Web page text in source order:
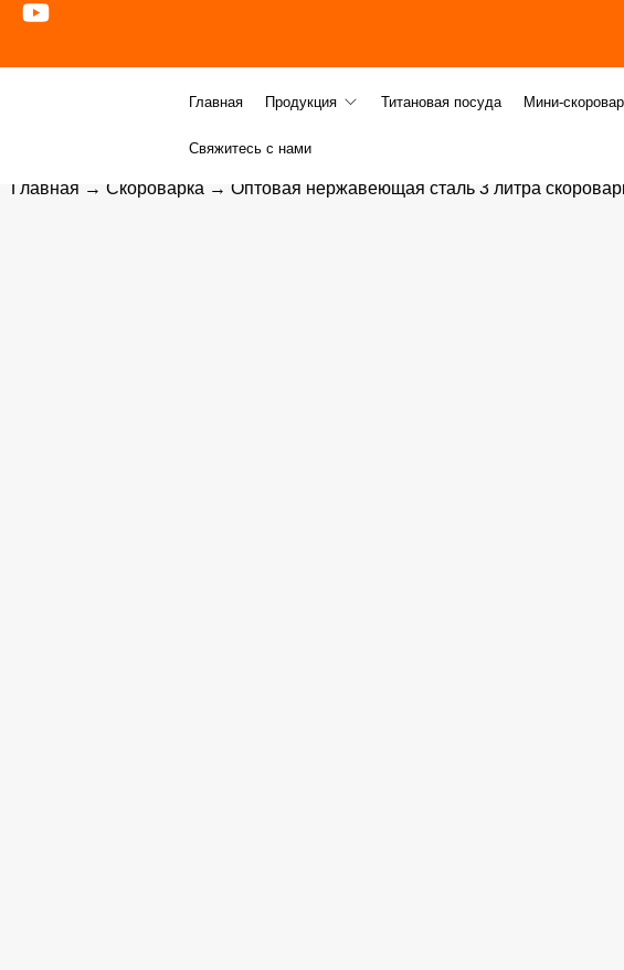
Главная Продукция Титановая посуда Мини-
Свяжитесь с нами
Главная → Скороварка → Оптовая нержавеющая сталь 3 литра